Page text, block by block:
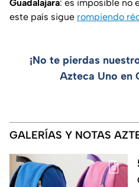
Guadalajara: es imposible no
este país sigue rompiendo
¡No te pierdas
Azteca Uno en
GALERÍAS Y NOTAS